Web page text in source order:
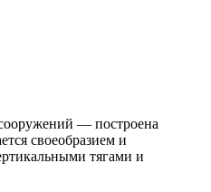
— построена
своеобразием и
тягами и